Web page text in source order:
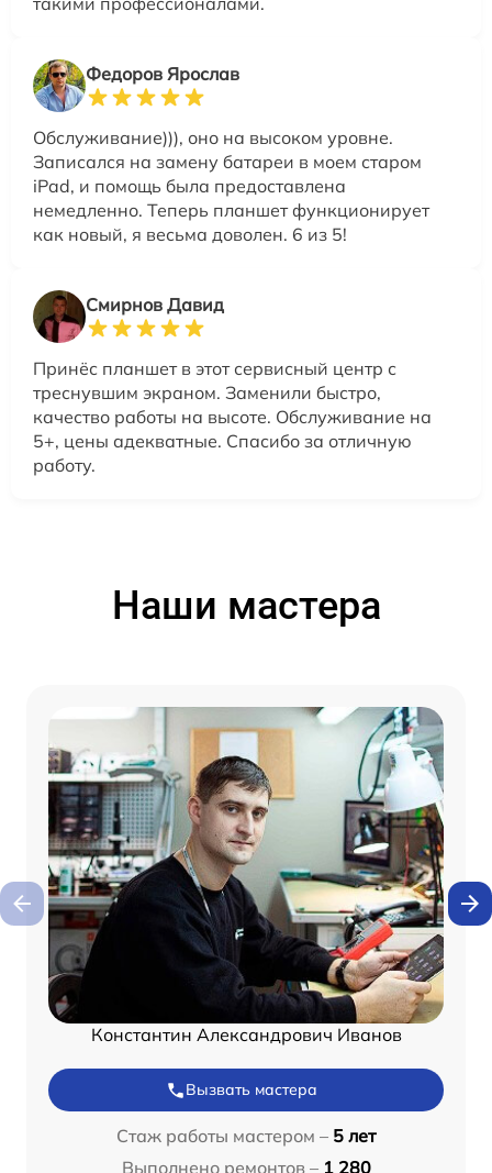
Федоров Ярослав
Обслуживание))), оно на высоком уровне.
Записался на замену батареи в моем старом
iPad, и помощь была предоставлена
немедленно. Теперь планшет функционирует
как новый, я весьма доволен. 6 из 5!
Смирнов Давид
Принёс планшет в этот сервисный центр с
треснувшим экраном. Заменили быстро,
качество работы на высоте. Обслуживание на
5+, цены адекватные. Спасибо за отличную
работу.
Наши мастера
Константин Александрович Иванов
Вызвать мастера
Стаж работы мастером – 5 лет
Выполнено ремонтов – 1 280